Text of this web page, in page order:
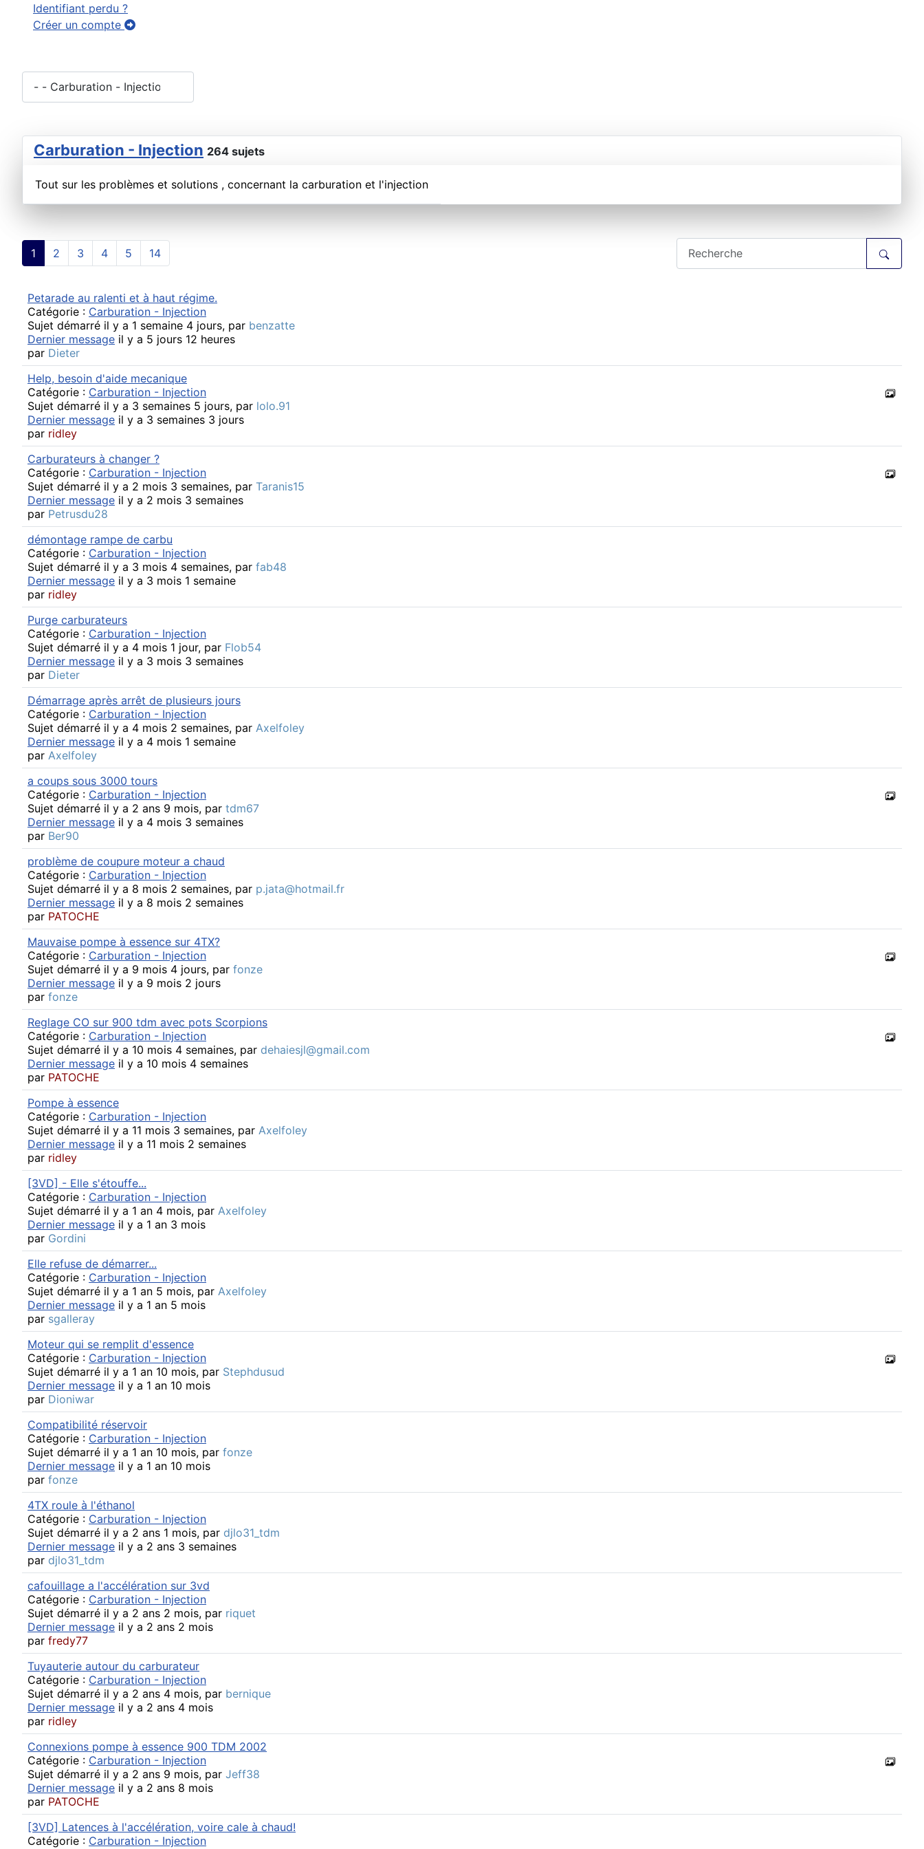
Identifiant perdu ?
Créer un compte
Carburation - Injection 264 sujets
Tout sur les problèmes et solutions , concernant la carburation et l'injection
1 2 3 4 5 14
Petarade au ralenti et à haut régime.
Catégorie : Carburation - Injection
Sujet démarré il y a 1 semaine 4 jours, par benzatte
Dernier message il y a 5 jours 12 heures
par Dieter
Help, besoin d'aide mecanique
Catégorie : Carburation - Injection
Sujet démarré il y a 3 semaines 5 jours, par lolo.91
Dernier message il y a 3 semaines 3 jours
par ridley
Carburateurs à changer ?
Catégorie : Carburation - Injection
Sujet démarré il y a 2 mois 3 semaines, par Taranis15
Dernier message il y a 2 mois 3 semaines
par Petrusdu28
démontage rampe de carbu
Catégorie : Carburation - Injection
Sujet démarré il y a 3 mois 4 semaines, par fab48
Dernier message il y a 3 mois 1 semaine
par ridley
Purge carburateurs
Catégorie : Carburation - Injection
Sujet démarré il y a 4 mois 1 jour, par Flob54
Dernier message il y a 3 mois 3 semaines
par Dieter
Démarrage après arrêt de plusieurs jours
Catégorie : Carburation - Injection
Sujet démarré il y a 4 mois 2 semaines, par Axelfoley
Dernier message il y a 4 mois 1 semaine
par Axelfoley
a coups sous 3000 tours
Catégorie : Carburation - Injection
Sujet démarré il y a 2 ans 9 mois, par tdm67
Dernier message il y a 4 mois 3 semaines
par Ber90
problème de coupure moteur a chaud
Catégorie : Carburation - Injection
Sujet démarré il y a 8 mois 2 semaines, par p.jata@hotmail.fr
Dernier message il y a 8 mois 2 semaines
par PATOCHE
Mauvaise pompe à essence sur 4TX?
Catégorie : Carburation - Injection
Sujet démarré il y a 9 mois 4 jours, par fonze
Dernier message il y a 9 mois 2 jours
par fonze
Reglage CO sur 900 tdm avec pots Scorpions
Catégorie : Carburation - Injection
Sujet démarré il y a 10 mois 4 semaines, par dehaiesjl@gmail.com
Dernier message il y a 10 mois 4 semaines
par PATOCHE
Pompe à essence
Catégorie : Carburation - Injection
Sujet démarré il y a 11 mois 3 semaines, par Axelfoley
Dernier message il y a 11 mois 2 semaines
par ridley
[3VD] - Elle s'étouffe...
Catégorie : Carburation - Injection
Sujet démarré il y a 1 an 4 mois, par Axelfoley
Dernier message il y a 1 an 3 mois
par Gordini
Elle refuse de démarrer...
Catégorie : Carburation - Injection
Sujet démarré il y a 1 an 5 mois, par Axelfoley
Dernier message il y a 1 an 5 mois
par sgalleray
Moteur qui se remplit d'essence
Catégorie : Carburation - Injection
Sujet démarré il y a 1 an 10 mois, par Stephdusud
Dernier message il y a 1 an 10 mois
par Dioniwar
Compatibilité réservoir
Catégorie : Carburation - Injection
Sujet démarré il y a 1 an 10 mois, par fonze
Dernier message il y a 1 an 10 mois
par fonze
4TX roule à l'éthanol
Catégorie : Carburation - Injection
Sujet démarré il y a 2 ans 1 mois, par djlo31_tdm
Dernier message il y a 2 ans 3 semaines
par djlo31_tdm
cafouillage a l'accélération sur 3vd
Catégorie : Carburation - Injection
Sujet démarré il y a 2 ans 2 mois, par riquet
Dernier message il y a 2 ans 2 mois
par fredy77
Tuyauterie autour du carburateur
Catégorie : Carburation - Injection
Sujet démarré il y a 2 ans 4 mois, par bernique
Dernier message il y a 2 ans 4 mois
par ridley
Connexions pompe à essence 900 TDM 2002
Catégorie : Carburation - Injection
Sujet démarré il y a 2 ans 9 mois, par Jeff38
Dernier message il y a 2 ans 8 mois
par PATOCHE
[3VD] Latences à l'accélération, voire cale à chaud!
Catégorie : Carburation - Injection